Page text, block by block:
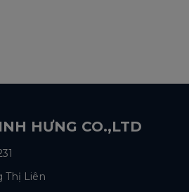
HƯNG CO.,LTD
Thị Liên